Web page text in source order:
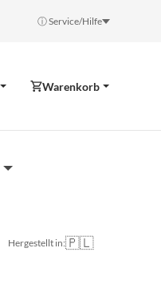
ⓘ Service/Hilfe
Warenkorb
Hergestellt in:🇵🇱